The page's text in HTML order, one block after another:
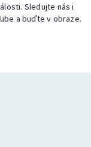
Sledujte nás i
a buďte v obraze.